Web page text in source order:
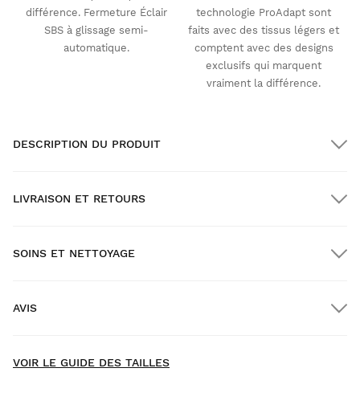
différence. Fermeture Éclair
SBS à glissage semi-
automatique.
technologie ProAdapt sont
faits avec des tissus légers et
comptent avec des designs
exclusifs qui marquent
vraiment la différence.
DESCRIPTION DU PRODUIT
LIVRAISON ET RETOURS
SOINS ET NETTOYAGE
AVIS
VOIR LE GUIDE DES TAILLES